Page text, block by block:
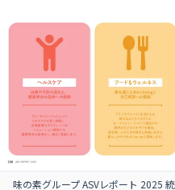
味の素グループ ASVレポート 2025